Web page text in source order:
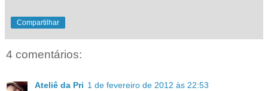
Compartilhar
4 comentários:
Ateliê da Pri 1 de fevereiro de 2012 às 22:53